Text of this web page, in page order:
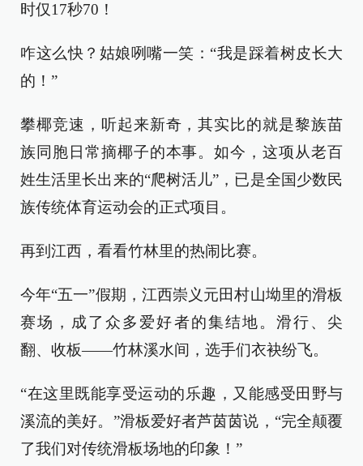
时仅17秒70！
咋这么快？姑娘咧嘴一笑：“我是踩着树皮长大
的！”
攀椰竞速，听起来新奇，其实比的就是黎族苗
族同胞日常摘椰子的本事。如今，这项从老百
姓生活里长出来的“爬树活儿”，已是全国少数民
族传统体育运动会的正式项目。
再到江西，看看竹林里的热闹比赛。
今年“五一”假期，江西崇义元田村山坳里的滑板
赛场，成了众多爱好者的集结地。滑行、尖
翻、收板——竹林溪水间，选手们衣袂纷飞。
“在这里既能享受运动的乐趣，又能感受田野与
溪流的美好。”滑板爱好者芦茵茵说，“完全颠覆
了我们对传统滑板场地的印象！”